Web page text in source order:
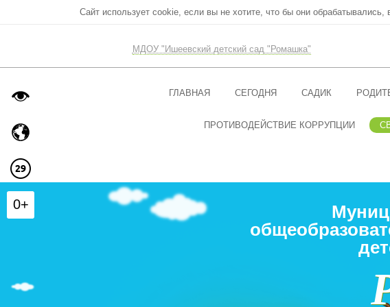
Сайт использует cookie, если вы не хотите, что бы они
МДОУ "Ишеевский детский сад "Ромашка"
ГЛАВНАЯ СЕГОДНЯ САДИК
ПРОТИВОДЕЙСТВИЕ КОРРУПЦИИ
0+